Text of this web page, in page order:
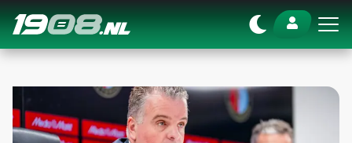
Navigation